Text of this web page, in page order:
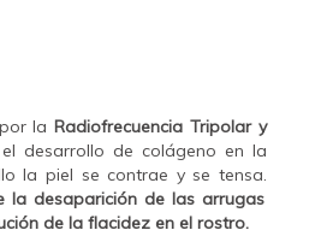
por laRadiofrecuenciaTripolar y
desarrollo de colágeno en la
la piel se contrae y se tensa.
la desaparición de las arrugas
de la flacidez en el rostro.